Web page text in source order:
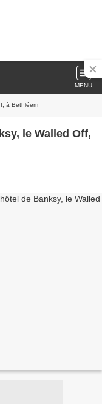
MENU
à Bethléem
le Walled Off,